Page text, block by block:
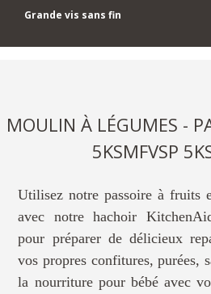
Grande vis sans fin
MOULIN À LÉGUMES -
5KSMFVSP
Utilisez notre passoire à fruits
avec notre hachoir
pour préparer de délicieux
vos propres confitures, purées,
la nourriture pour bébé avec